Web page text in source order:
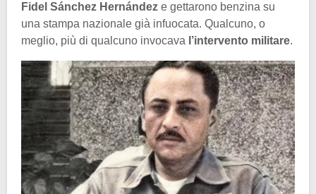
Fidel Sánchez Hernández e gettarono benzina su
una stampa nazionale già infuocata. Qualcuno, o
meglio, più di qualcuno invocava l’intervento militare.